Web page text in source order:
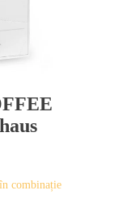
combinație